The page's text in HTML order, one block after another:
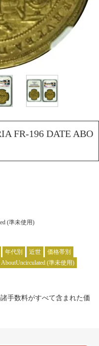
FR-196 DATE ABO
(準未使用)
年代別 近世
価格帯別
(準未使用)
手数料がすべて含まれた価